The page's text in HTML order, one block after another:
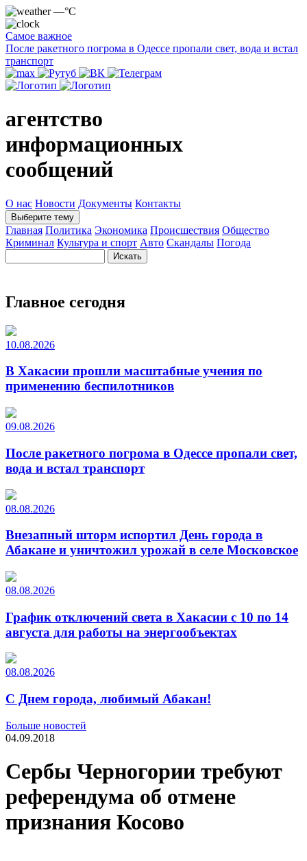
—°C
Самое важное
После ракетного погрома в Одессе пропали свет, вода и встал
транспорт
агентство
информационных
сообщений
О нас Новости Документы Контакты
Выберите тему
Главная Политика Экономика Происшествия Общество
Криминал Культура и спорт Авто Скандалы Погода
Главное сегодня
10.08.2026
В Хакасии прошли масштабные учения по
применению беспилотников
09.08.2026
После ракетного погрома в Одессе пропали свет,
вода и встал транспорт
08.08.2026
Внезапный шторм испортил День города в
Абакане и уничтожил урожай в селе Московское
08.08.2026
График отключений света в Хакасии с 10 по 14
августа для работы на энергообъектах
08.08.2026
С Днем города, любимый Абакан!
Больше новостей
04.09.2018
Сербы Черногории требуют
референдума об отмене
признания Косово